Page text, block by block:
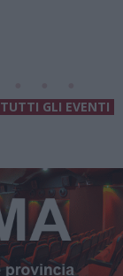
TUTTI GLI EVENTI